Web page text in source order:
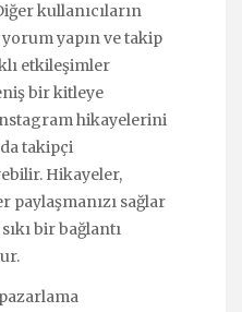
kullanıcıların
yapın ve takip
etkileşimler
bir kitleye
hikayelerini
takipçi
Hikayeler,
paylaşmanızı sağlar
bir bağlantı